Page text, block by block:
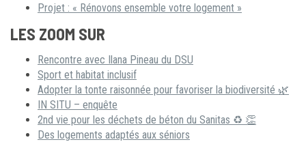
Projet : « Rénovons ensemble votre logement »
LES ZOOM SUR
Rencontre avec Ilana Pineau du DSU
Sport et habitat inclusif
Adopter la tonte raisonnée pour favoriser la biodiversité 🌿
IN SITU – enquête
2nd vie pour les déchets de béton du Sanitas ♻ 👏
Des logements adaptés aux séniors